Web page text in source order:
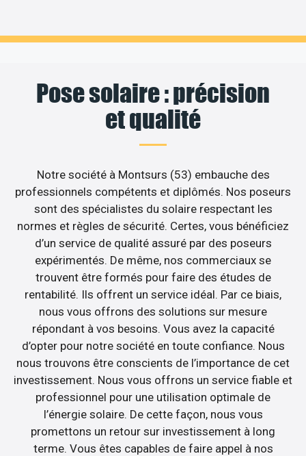
Pose solaire : précision
et qualité
Notre société à Montsurs (53) embauche des
professionnels compétents et diplômés. Nos poseurs
sont des spécialistes du solaire respectant les
normes et règles de sécurité. Certes, vous bénéficiez
d’un service de qualité assuré par des poseurs
expérimentés. De même, nos commerciaux se
trouvent être formés pour faire des études de
rentabilité. Ils offrent un service idéal. Par ce biais,
nous vous offrons des solutions sur mesure
répondant à vos besoins. Vous avez la capacité
d’opter pour notre société en toute confiance. Nous
nous trouvons être conscients de l’importance de cet
investissement. Nous vous offrons un service fiable et
professionnel pour une utilisation optimale de
l’énergie solaire. De cette façon, nous vous
promettons un retour sur investissement à long
terme. Vous êtes capables de faire appel à nos